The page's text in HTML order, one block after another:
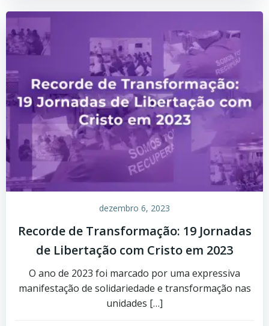
dezembro 6, 2023
Recorde de Transformação: 19 Jornadas
de Libertação com Cristo em 2023
O ano de 2023 foi marcado por uma expressiva
manifestação de solidariedade e transformação nas
unidades […]